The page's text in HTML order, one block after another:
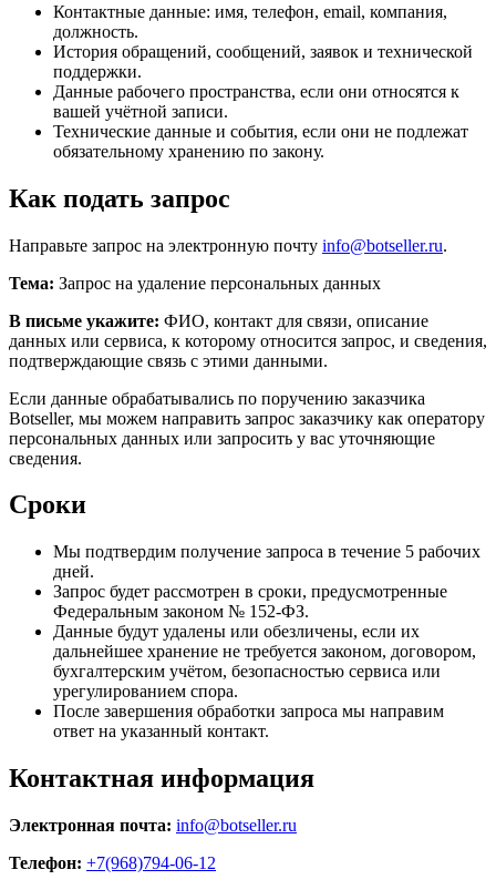
Контактные данные: имя, телефон, email, компания,
должность.
История обращений, сообщений, заявок и технической
поддержки.
Данные рабочего пространства, если они относятся к
вашей учётной записи.
Технические данные и события, если они не подлежат
обязательному хранению по закону.
Как подать запрос
Направьте запрос на электронную почту info@botseller.ru.
Тема: Запрос на удаление персональных данных
В письме укажите: ФИО, контакт для связи, описание
данных или сервиса, к которому относится запрос, и сведения,
подтверждающие связь с этими данными.
Если данные обрабатывались по поручению заказчика
Botseller, мы можем направить запрос заказчику как оператору
персональных данных или запросить у вас уточняющие
сведения.
Сроки
Мы подтвердим получение запроса в течение 5 рабочих
дней.
Запрос будет рассмотрен в сроки, предусмотренные
Федеральным законом № 152-ФЗ.
Данные будут удалены или обезличены, если их
дальнейшее хранение не требуется законом, договором,
бухгалтерским учётом, безопасностью сервиса или
урегулированием спора.
После завершения обработки запроса мы направим
ответ на указанный контакт.
Контактная информация
Электронная почта: info@botseller.ru
Телефон: +7(968)794-06-12